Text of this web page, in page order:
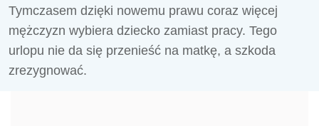
Tymczasem dzięki nowemu prawu coraz więcej
mężczyzn wybiera dziecko zamiast pracy. Tego
urlopu nie da się przenieść na matkę, a szkoda
zrezygnować.